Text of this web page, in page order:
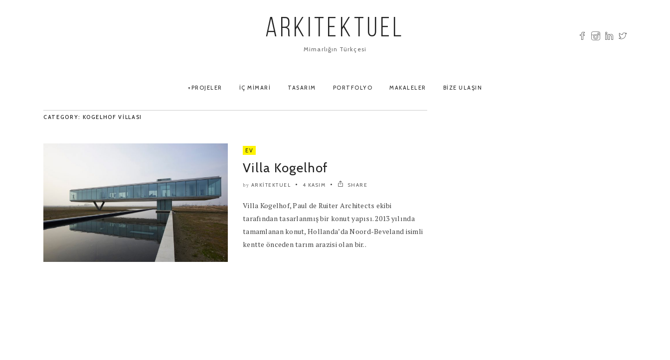
ARKITEKTUEL
Mimarlığın Türkçesi
PROJELER İÇ MIMARI TASARIM PORTFOLYO MAKALELER BIZE ULAŞIN
CATEGORY: KOGELHOF VILLASI
EV
Villa Kogelhof
by ARKITEKTUEL 4 KASIM SHARE
Villa Kogelhof, Paul de Ruiter Architects ekibi
tarafından tasarlanmış bir konut yapısı. 2013 yılında
tamamlanan konut, Hollanda’da Noord-Beveland isimli
kentte önceden tarım arazisi olan bir..